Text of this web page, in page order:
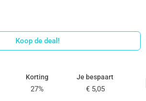
Koop de deal!
Korting
27%
Je bespaart
€ 5,05